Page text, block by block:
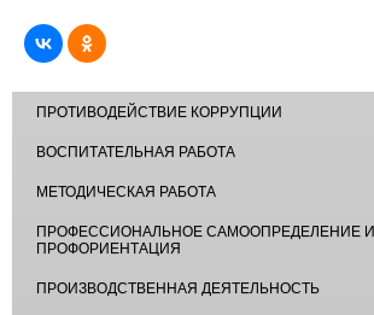
ПРОТИВОДЕЙСТВИЕ КОРРУПЦИИ
ВОСПИТАТЕЛЬНАЯ РАБОТА
МЕТОДИЧЕСКАЯ РАБОТА
ПРОФЕССИОНАЛЬНОЕ САМООПРЕДЕЛЕНИЕ И
ПРОФОРИЕНТАЦИЯ
ПРОИЗВОДСТВЕННАЯ ДЕЯТЕЛЬНОСТЬ